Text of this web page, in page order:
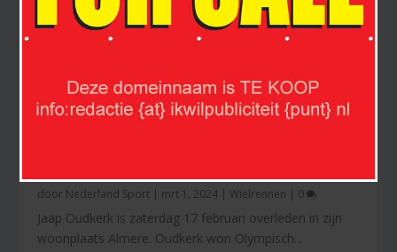
door Nederland Sport | mrt 1, 2024 | Wielrennen | 0
Jaap Oudkerk is zaterdag 17 februari overleden in zijn
woonplaats Almere. Oudkerk won Olympisch...